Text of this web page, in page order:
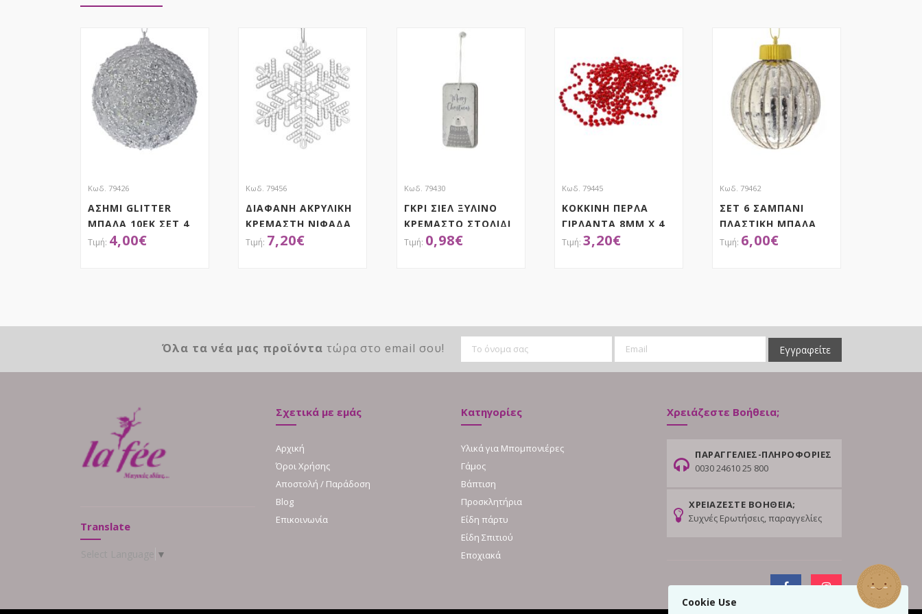
Cookie Use
Κωδ. 79426
ΑΣΗΜΙ GLITTER
ΜΠΑΛΑ 10ΕΚ ΣΕΤ 4
4,00€
Κωδ. 79456
ΔΙΑΦΑΝΗ ΑΚΡΥΛΙΚΗ
ΚΡΕΜΑΣΤΗ ΝΙΦΑΔΑ
ΣΕΤ 6 12ΕΚ
7,20€
Κωδ. 79430
ΓΚΡΙ ΣΙΕΛ ΞΥΛΙΝΟ
ΚΡΕΜΑΣΤΟ ΣΤΟΛΙΔΙ
6Χ11.5ΕΚ
0,98€
Κωδ. 79445
ΚΟΚΚΙΝΗ ΠΕΡΛΑ
ΓΙΡΛΑΝΤΑ 8ΜΜ Χ 4
ΜΕΤΡΑ
3,20€
Κωδ. 79462
ΣΕΤ 6 ΣΑΜΠΑΝΙ
ΠΛΑΣΤΙΚΗ ΜΠΑΛΑ
8.5ΕΚ6,00€
Όλα τα νέα μας προϊόντα τώρα στο email σου! Εγγραφείτε
Translate
▼
Σχετικά με εμάς
Αρχική
Όροι Χρήσης
Αποστολή / Παράδοση
Blog
Επικοινωνία
Κατηγορίες
Υλικά για Μπομπονιέρες
Γάμος
Βάπτιση
Προσκλητήρια
Είδη πάρτυ
Είδη Σπιτιού
Εποχιακά
Χρειάζεστε Βοήθεια;
ΠΑΡΑΓΓΕΛΙΕΣ-ΠΛΗΡΟΦΟΡΙΕΣ
0030 24610 25 800
ΧΡΕΙΑΖΕΣΤΕ ΒΟΗΘΕΙΑ;
Συχνές Ερωτήσεις, παραγγελίες